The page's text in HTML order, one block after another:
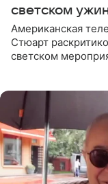
светском
Американская
Стюарт
светском